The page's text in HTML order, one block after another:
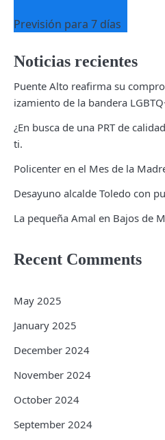
Previsión para 7 días
Noticias recientes
Puente Alto reafirma su
izamiento de la bandera
¿En busca de una PRT de
ti.
Policenter en el Mes de la
Desayuno alcalde Toledo con
La pequeña Amal en Bajos de
Recent Comments
May 2025
January 2025
December 2024
November 2024
October 2024
September 2024